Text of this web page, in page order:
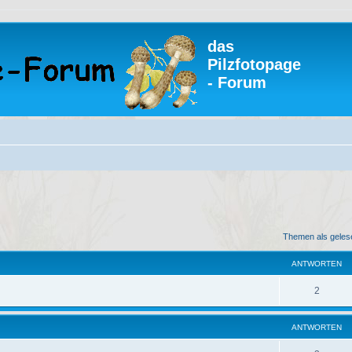
das
Pilzfotopage
- Forum
Themen als
ANTWORTEN
2A
n
t
ANTWORTEN